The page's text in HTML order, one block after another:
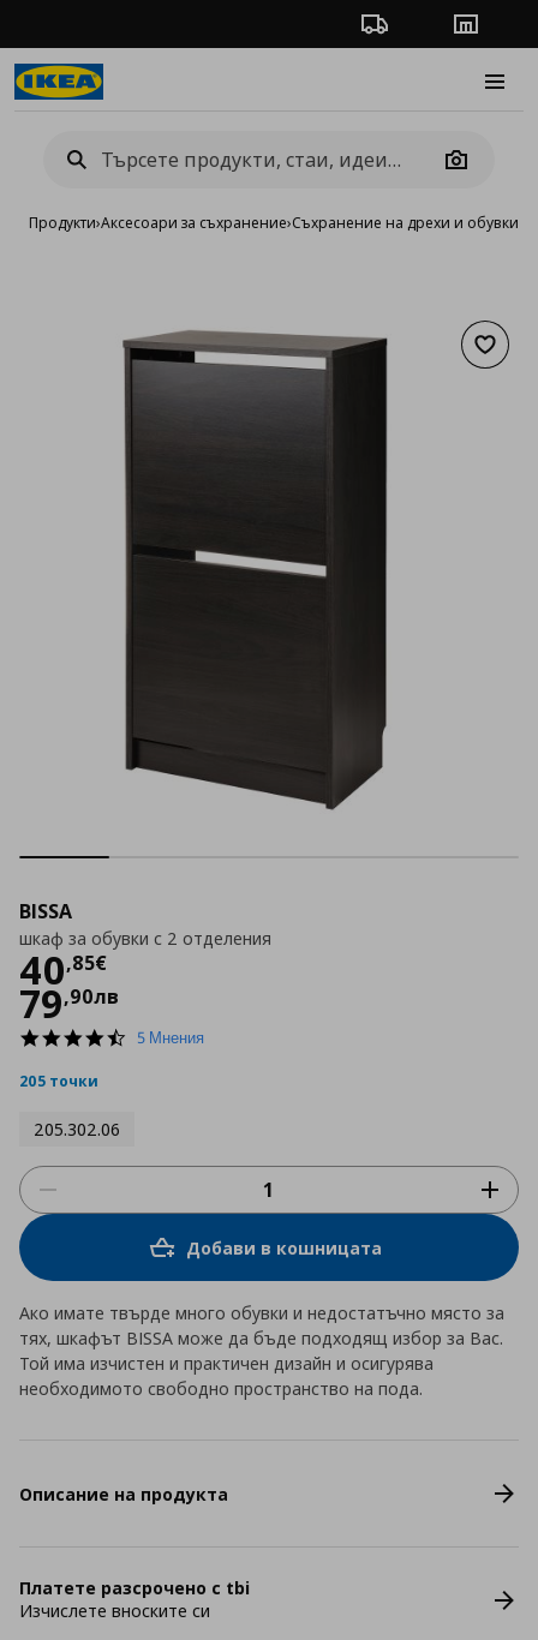
Проследяване на
Camera
Продукти›Аксесоари за съхранение›Съхранение на дрехи и обувки
BISSA
шкаф за обувки с 2 отделения
40,85€
Цена
79,90лв
4.6
5 Мнения
205 точки
205.302.06
Добави в кошницата
Ако имате твърде много обувки и недостатъчно място за
тях, шкафът BISSA може да бъде подходящ избор за Вас.
Той има изчистен и практичен дизайн и осигурява
необходимото свободно пространство на пода.
Описание на продукта
Платете разсрочено с tbi
Изчислете вноските си